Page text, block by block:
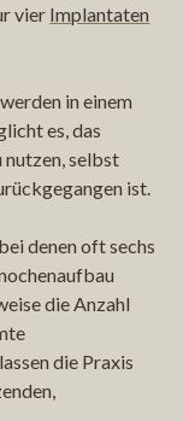
vier Implantaten
in einem
es, das
selbst
ist.
denen oft sechs
die Anzahl
die Praxis